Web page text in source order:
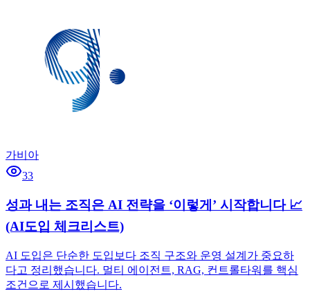
가비아
33
성과 내는 조직은 AI 전략을 ‘이렇게’ 시작합니다 📈
(AI도입 체크리스트)
AI 도입은 단순한 도입보다 조직 구조와 운영 설계가 중요하
다고 정리했습니다. 멀티 에이전트, RAG, 컨트롤타워를 핵심
조건으로 제시했습니다.